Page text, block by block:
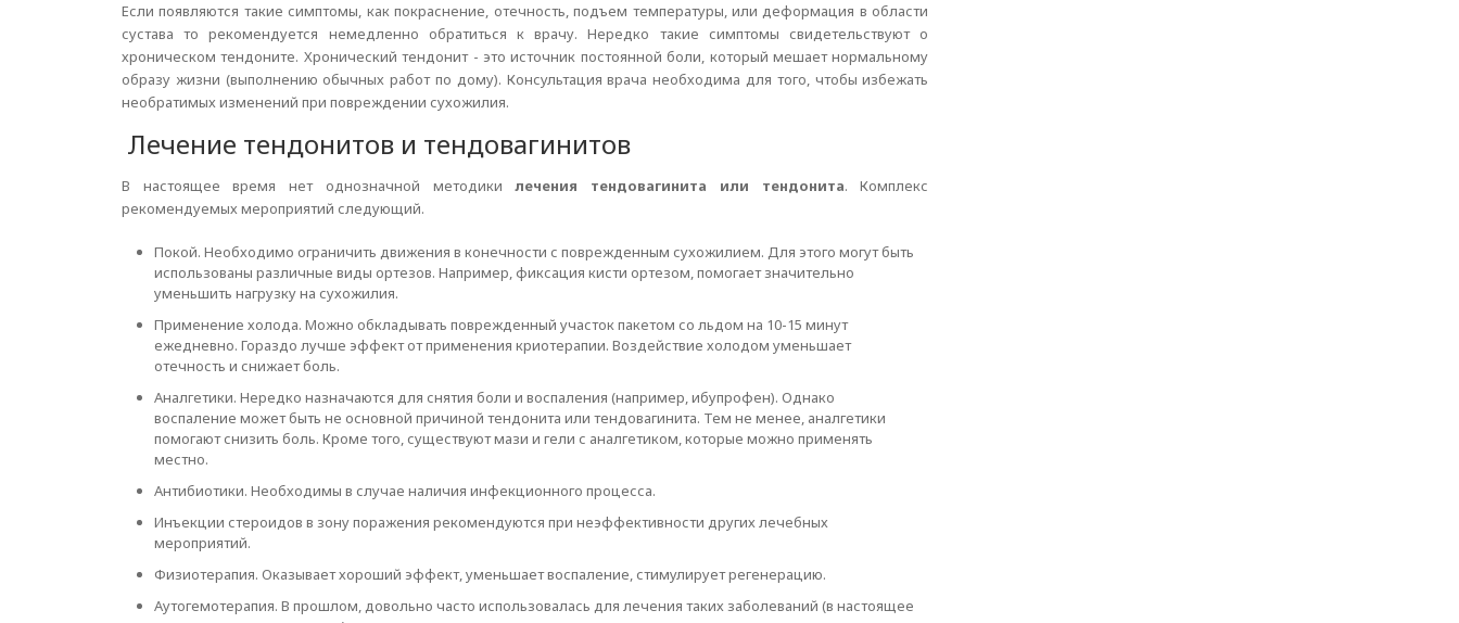
Если появляются такие симптомы, как покраснение, отечность, подъем температуры, или деформация в области
сустава то рекомендуется немедленно обратиться к врачу. Нередко такие симптомы свидетельствуют о
хроническом тендоните. Хронический тендонит - это источник постоянной боли, который мешает нормальному
образу жизни (выполнению обычных работ по дому). Консультация врача необходима для того, чтобы избежать
необратимых изменений при повреждении сухожилия.
Лечение тендонитов и тендовагинитов
В настоящее время нет однозначной методикилечения тендовагинита или тендонита. Комплекс
рекомендуемых мероприятий следующий.
Покой. Необходимо ограничить движения в конечности с поврежденным сухожилием. Для этого могут быть
использованы различные виды ортезов. Например, фиксация кисти ортезом, помогает значительно
уменьшить нагрузку на сухожилия.
Применение холода. Можно обкладывать поврежденный участок пакетом со льдом на 10-15 минут
ежедневно. Гораздо лучше эффект от применения криотерапии. Воздействие холодом уменьшает
отечность и снижает боль.
Аналгетики. Нередко назначаются для снятия боли и воспаления (например, ибупрофен). Однако
воспаление может быть не основной причиной тендонита или тендовагинита. Тем не менее, аналгетики
помогают снизить боль. Кроме того, существуют мази и гели с аналгетиком, которые можно применять
местно.
Антибиотики. Необходимы в случае наличия инфекционного процесса.
Инъекции стероидов в зону поражения рекомендуются при неэффективности других лечебных
мероприятий.
Физиотерапия. Оказывает хороший эффект, уменьшает воспаление, стимулирует регенерацию.
Аутогемотерапия. В прошлом, довольно часто использовалась для лечения таких заболеваний (в настоящее